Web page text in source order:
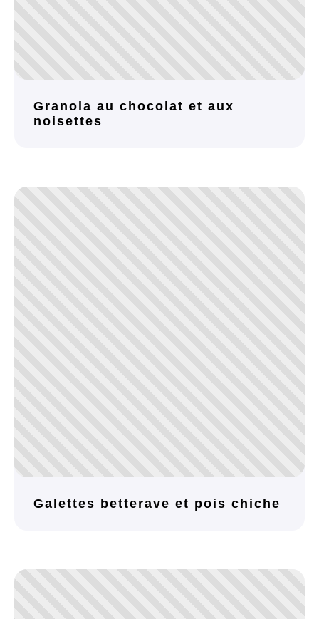
Granola au chocolat et aux
noisettes
Galettes betterave et pois chiche